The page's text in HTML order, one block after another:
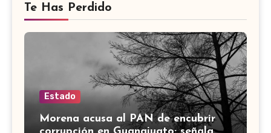
Te Has Perdido
Estado
Morena acusa al PAN de encubrir